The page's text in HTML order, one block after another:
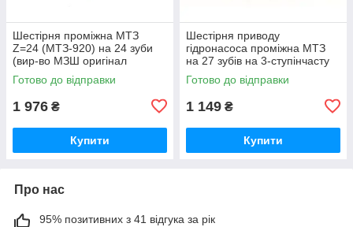
Шестірня проміжна МТЗ
Z=24 (МТЗ-920) на 24 зуби
(вир-во МЗШ оригінал
Білорусь) 50-1601331-А / 50-
1601331
Готово до відправки
1 976 ₴
Купити
Шестірня приводу
гідронасоса проміжна МТЗ
на 27 зубів на 3-ступінчасту
вісь (вир-во МЗШ Білорусь)
70-1601331 / 70-1601331-А
Готово до відправки
1 149 ₴
Купити
Про нас
95% позитивних з 41 відгука за рік